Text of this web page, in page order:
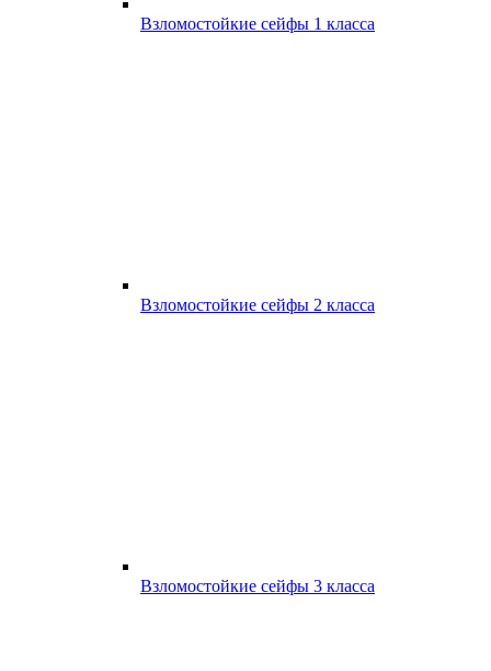
Взломостойкие сейфы 1 класса
Взломостойкие сейфы 2 класса
Взломостойкие сейфы 3 класса